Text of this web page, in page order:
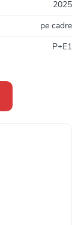
2025
pe cadre
P+E1